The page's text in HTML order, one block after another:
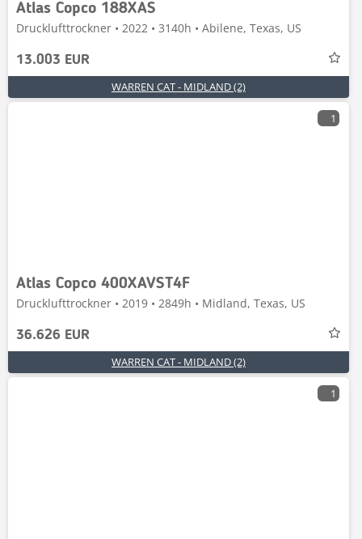
Atlas Copco 188XAS
Drucklufttrockner • 2022 • 3140h • Abilene, Texas, US
13.003 EUR
WARREN CAT - MIDLAND (2)
1
Atlas Copco 400XAVST4F
Drucklufttrockner • 2019 • 2849h • Midland, Texas, US
36.626 EUR
WARREN CAT - MIDLAND (2)
1